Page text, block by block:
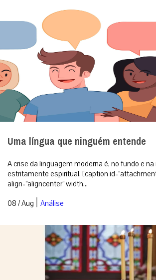
Uma língua que ninguém entende
A crise da linguagem moderna é, no fundo e na
estritamente espiritual. [caption
align=”aligncenter” width...
08 / Aug | Análise